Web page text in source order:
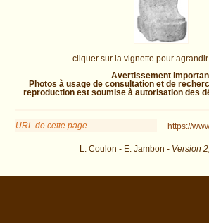
cliquer sur la vignette pour
Avertissement
Photos à usage de consultation et de
reproduction est soumise à autorisation des
URL de cette page https://
L. Coulon - E. Jambon - Version 2,